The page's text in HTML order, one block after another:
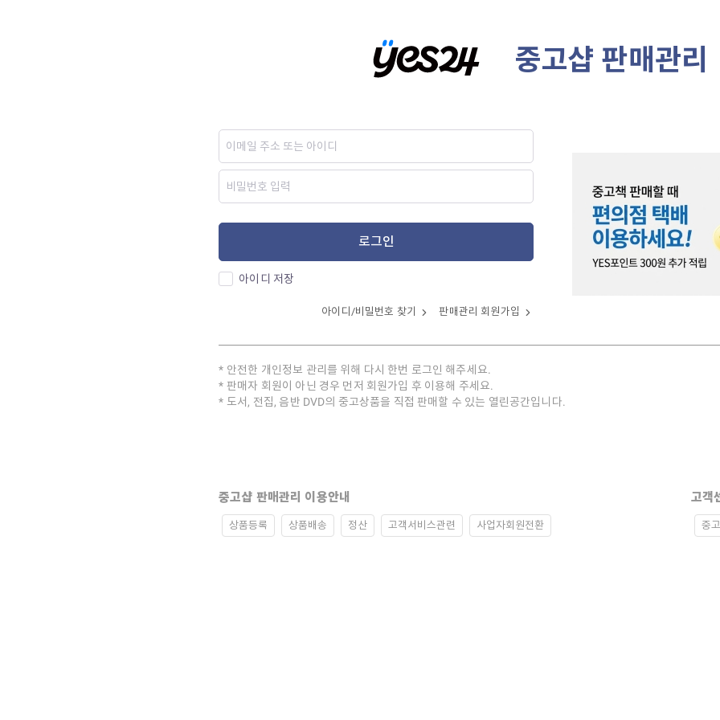
중고샵 판매관리
로그인
아이디 저장
아이디/비밀번호 찾기 판매관리 회원가입
안전한 개인정보 관리를 위해 다시 한번 로그인 해주세요.
판매자 회원이 아닌 경우 먼저 회원가입 후 이용해 주세요.
도서, 전집, 음반 DVD의 중고상품을 직접 판매할 수 있는 열린공간입니다.
중고샵 판매관리 이용안내
상품등록 상품배송 정산 고객서비스관련 사업자회원전환
고객
중